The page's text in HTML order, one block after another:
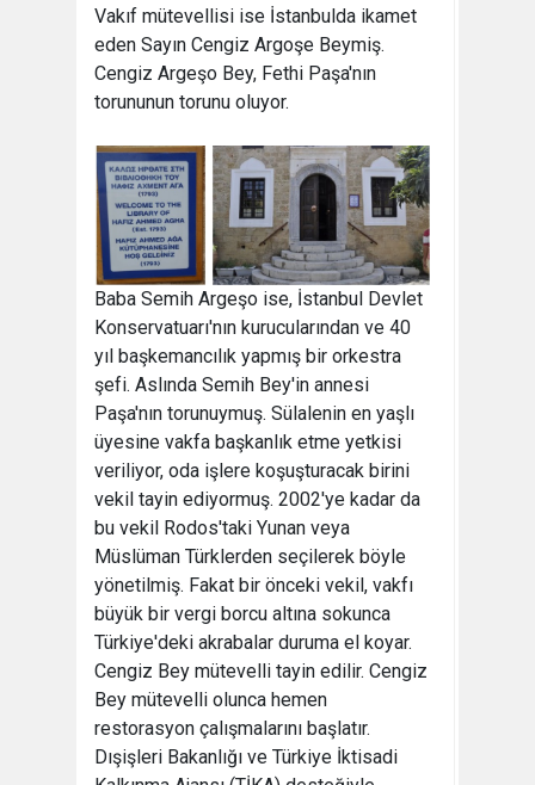
Vakıf mütevellisi ise İstanbulda ikamet
eden Sayın Cengiz Argoşe Beymiş.
Cengiz Argeşo Bey, Fethi Paşa'nın
torununun torunu oluyor.
Baba Semih Argeşo ise, İstanbul Devlet
Konservatuarı'nın kurucularından ve 40
yıl başkemancılık yapmış bir orkestra
şefi. Aslında Semih Bey'in annesi
Paşa'nın torunuymuş. Sülalenin en yaşlı
üyesine vakfa başkanlık etme yetkisi
veriliyor, oda işlere koşuşturacak birini
vekil tayin ediyormuş. 2002'ye kadar da
bu vekil Rodos'taki Yunan veya
Müslüman Türklerden seçilerek böyle
yönetilmiş. Fakat bir önceki vekil, vakfı
büyük bir vergi borcu altına sokunca
Türkiye'deki akrabalar duruma el koyar.
Cengiz Bey mütevelli tayin edilir. Cengiz
Bey mütevelli olunca hemen
restorasyon çalışmalarını başlatır.
Dışişleri Bakanlığı ve Türkiye İktisadi